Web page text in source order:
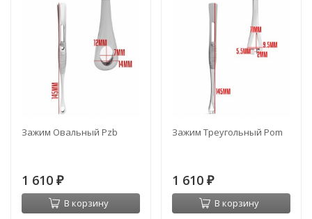
Зажим Овальный Pzb
1 610 ₽
В корзину
Зажим Треугольный Pom
1 610 ₽
В корзину